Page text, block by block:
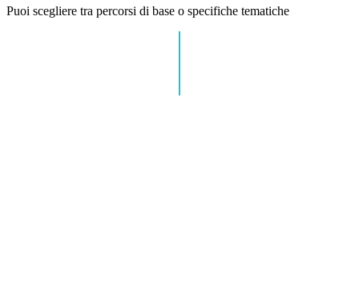
Puoi scegliere tra percorsi di base o specifiche tematiche